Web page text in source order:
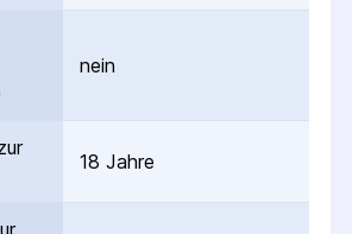
nein
18 Jahre